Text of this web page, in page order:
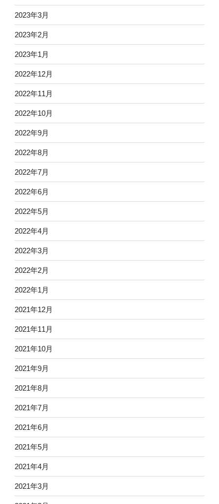
2023年3月
2023年2月
2023年1月
2022年12月
2022年11月
2022年10月
2022年9月
2022年8月
2022年7月
2022年6月
2022年5月
2022年4月
2022年3月
2022年2月
2022年1月
2021年12月
2021年11月
2021年10月
2021年9月
2021年8月
2021年7月
2021年6月
2021年5月
2021年4月
2021年3月